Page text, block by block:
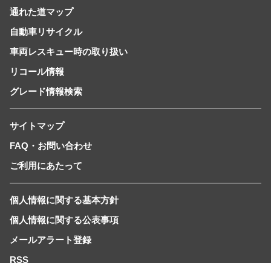
通れた道マップ
自動車リサイクル
車両レスキュー時の取り扱い
リコール情報
グレード情報検索
サイトマップ
FAQ・お問い合わせ
ご利用にあたって
個人情報に関する基本方針
個人情報に関する公表事項
メールアラート登録
RSS